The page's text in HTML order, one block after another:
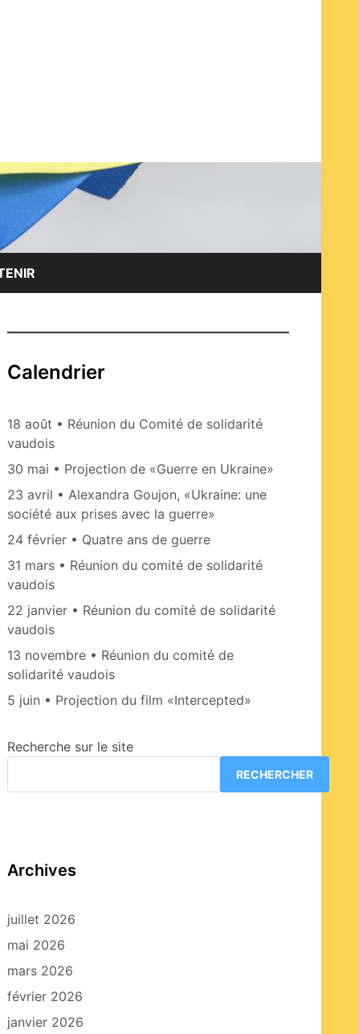
Calendrier
18 août • Réunion du Comité de solidarité
vaudois
30 mai • Projection de «Guerre en Ukraine»
23 avril • Alexandra Goujon, «Ukraine: une
société aux prises avec la guerre»
24 février • Quatre ans de guerre
31 mars • Réunion du comité de solidarité
vaudois
22 janvier • Réunion du comité de solidarité
vaudois
13 novembre • Réunion du comité de
solidarité vaudois
5 juin • Projection du film «Intercepted»
Recherche sur le site
RECHERCHER
Archives
juillet 2026
mai 2026
mars 2026
février 2026
janvier 2026